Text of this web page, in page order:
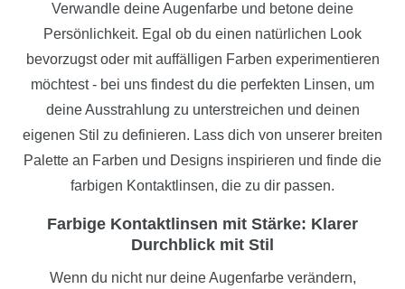
Verwandle deine Augenfarbe und betone deine
Persönlichkeit. Egal ob du einen natürlichen Look
bevorzugst oder mit auffälligen Farben experimentieren
möchtest - bei uns findest du die perfekten Linsen, um
deine Ausstrahlung zu unterstreichen und deinen
eigenen Stil zu definieren. Lass dich von unserer breiten
Palette an Farben und Designs inspirieren und finde die
farbigen Kontaktlinsen, die zu dir passen.
Farbige Kontaktlinsen mit Stärke: Klarer
Durchblick mit Stil
Wenn du nicht nur deine Augenfarbe verändern,